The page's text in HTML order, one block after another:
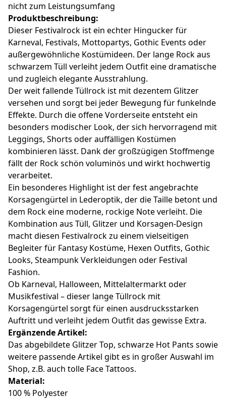
nicht zum Leistungsumfang
Produktbeschreibung:
Dieser Festivalrock ist ein echter Hingucker für
Karneval, Festivals, Mottopartys, Gothic Events oder
außergewöhnliche Kostümideen. Der lange Rock aus
schwarzem Tüll verleiht jedem Outfit eine dramatische
und zugleich elegante Ausstrahlung.
Der weit fallende Tüllrock ist mit dezentem Glitzer
versehen und sorgt bei jeder Bewegung für funkelnde
Effekte. Durch die offene Vorderseite entsteht ein
besonders modischer Look, der sich hervorragend mit
Leggings, Shorts oder auffälligen Kostümen
kombinieren lässt. Dank der großzügigen Stoffmenge
fällt der Rock schön voluminös und wirkt hochwertig
verarbeitet.
Ein besonderes Highlight ist der fest angebrachte
Korsagengürtel in Lederoptik, der die Taille betont und
dem Rock eine moderne, rockige Note verleiht. Die
Kombination aus Tüll, Glitzer und Korsagen-Design
macht diesen Festivalrock zu einem vielseitigen
Begleiter für Fantasy Kostüme, Hexen Outfits, Gothic
Looks, Steampunk Verkleidungen oder Festival
Fashion.
Ob Karneval, Halloween, Mittelaltermarkt oder
Musikfestival – dieser lange Tüllrock mit
Korsagengürtel sorgt für einen ausdrucksstarken
Auftritt und verleiht jedem Outfit das gewisse Extra.
Ergänzende Artikel:
Das abgebildete Glitzer Top, schwarze Hot Pants sowie
weitere passende Artikel gibt es in großer Auswahl im
Shop, z.B. auch tolle Face Tattoos.
Material:
100 % Polyester